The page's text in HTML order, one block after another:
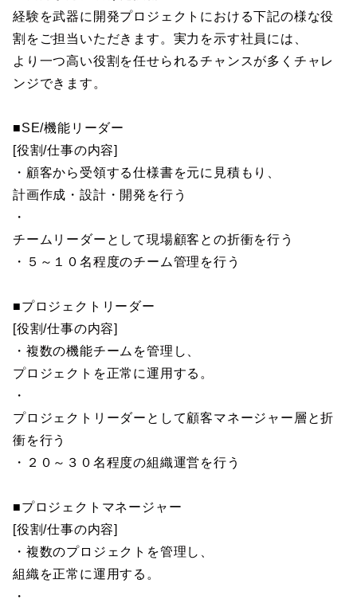
経験を武器に開発プロジェクトにおける下記の様な役
割をご担当いただきます。実力を示す社員には、
より一つ高い役割を任せられるチャンスが多くチャレ
ンジできます。
■SE/機能リーダー
[役割/仕事の内容]
・顧客から受領する仕様書を元に見積もり、
計画作成・設計・開発を行う
・
チームリーダーとして現場顧客との折衝を行う
・５～１０名程度のチーム管理を行う
■プロジェクトリーダー
[役割/仕事の内容]
・複数の機能チームを管理し、
プロジェクトを正常に運用する。
・
プロジェクトリーダーとして顧客マネージャー層と折
衝を行う
・２０～３０名程度の組織運営を行う
■プロジェクトマネージャー
[役割/仕事の内容]
・複数のプロジェクトを管理し、
組織を正常に運用する。
・